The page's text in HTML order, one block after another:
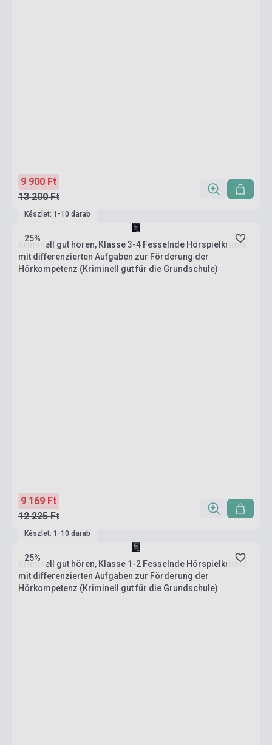
9 900 Ft
13 200 Ft
25%
Készlet: 1-10 darab
Kriminell gut hören, Klasse 3-4 Fesselnde Hörspielkrimis
mit differenzierten Aufgaben zur Förderung der
Hörkompetenz (Kriminell gut für die Grundschule)
9 169 Ft
12 225 Ft
25%
Készlet: 1-10 darab
Kriminell gut hören, Klasse 1-2 Fesselnde Hörspielkrimis
mit differenzierten Aufgaben zur Förderung der
Hörkompetenz (Kriminell gut für die Grundschule)